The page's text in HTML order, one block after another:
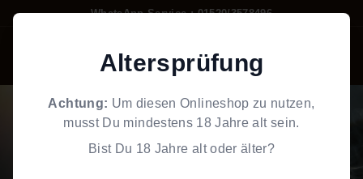
Altersprüfung
Achtung: Um diesen Onlineshop zu nutzen,
musst Du mindestens 18 Jahre alt sein.
Bist Du 18 Jahre alt oder älter?
WhatsApp Service : 01520/3578496
Suche